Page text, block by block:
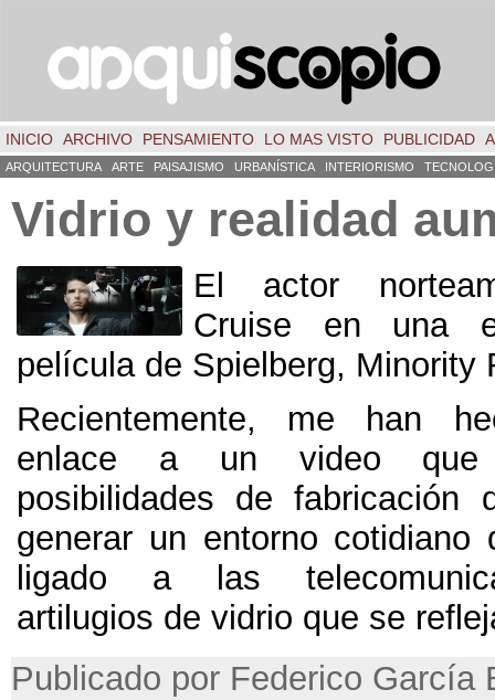
INICIO ARCHIVO PENSAMIENTO LO MAS VISTO PUBLICIDAD
ARQUITECTURA ARTE PAISAJISMO URBANÍSTICA INTERIORISMO
Vidrio y realidad
El actor
Cruise en una
película de Spielberg, Minority
Recientemente, me han
enlace a un video que
posibilidades de fabricación
generar un entorno cotidiano
ligado a las
artilugios de vidrio que se
Publicado por Federico García